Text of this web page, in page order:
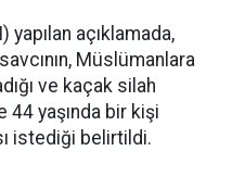
yapılan açıklamada,
Müslümanlara
ve kaçak silah
yaşında bir kişi
istediği belirtildi.